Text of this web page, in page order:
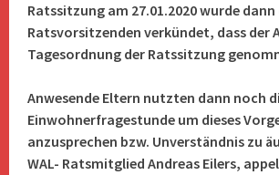
Ratssitzung am 27.01.2020 wurde
Ratsvorsitzenden verkündet, dass der
Tagesordnung der Ratssitzung
Anwesende Eltern nutzten dann noch
Einwohnerfragestunde um dieses
anzusprechen bzw. Unverständnis zu
WAL- Ratsmitglied Andreas Eilers,